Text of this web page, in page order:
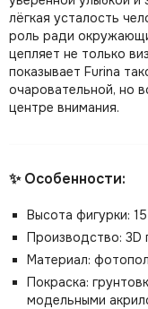
лёгкая усталость
роль ради
цепляет не только
показывает Furina
очаровательной, но
центре внимания.
✨ Особенности:
Высота фигурки:
Производство: 3D
Материал:
Покраска:
модельными